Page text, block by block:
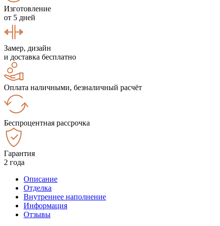
Изготовление
от 5 дней
Замер, дизайн
и доставка бесплатно
Оплата наличными, безналичный расчёт
Беспроцентная рассрочка
Гарантия
2 года
Описание
Отделка
Внутреннее наполнение
Информация
Отзывы